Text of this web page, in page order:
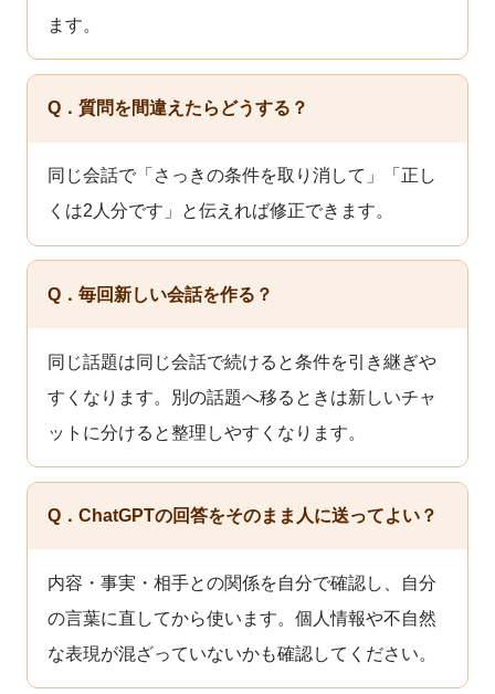
ます。
Q．質問を間違えたらどうする？
同じ会話で「さっきの条件を取り消して」「正し
くは2人分です」と伝えれば修正できます。
Q．毎回新しい会話を作る？
同じ話題は同じ会話で続けると条件を引き継ぎや
すくなります。別の話題へ移るときは新しいチャ
ットに分けると整理しやすくなります。
Q．ChatGPTの回答をそのまま人に送ってよい？
内容・事実・相手との関係を自分で確認し、自分
の言葉に直してから使います。個人情報や不自然
な表現が混ざっていないかも確認してください。